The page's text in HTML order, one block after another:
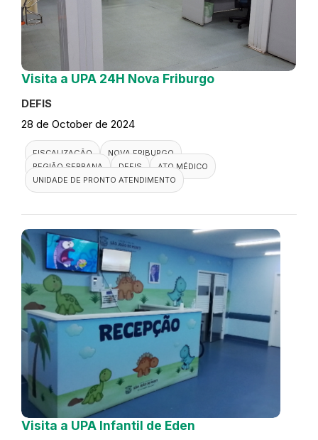
Visita a UPA 24H Nova Friburgo
DEFIS
28 de October de 2024
FISCALIZAÇÃO
NOVA FRIBURGO
REGIÃO SERRANA
DEFIS
ATO MÉDICO
UNIDADE DE PRONTO ATENDIMENTO
Visita a UPA Infantil de Eden